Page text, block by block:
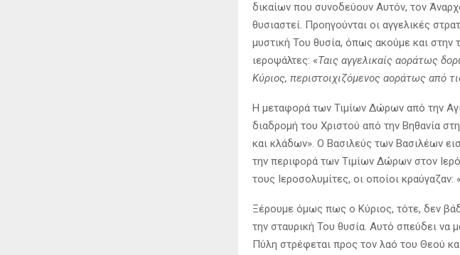
δικαίων που συνοδεύουν Αυτόν, τον
θυσιαστεί. Προηγούνται οι αγγελικές
μυστική Του θυσία, όπως ακούμε και
ιεροψάλτες: «Ταις αγγελικαίς αοράτως
Κύριος, περιστοιχιζόμενος αοράτως από
Η μεταφορά των Τιμίων Δώρων από την
διαδρομή του Χριστού από την Βηθανία
και κλάδων». Ο Βασιλεύς των Βασιλέων
την περιφορά των Τιμίων Δώρων στον
τους Ιεροσολυμίτες, οι οποίοι κραύγαζαν: «
Ξέρουμε όμως πως ο Κύριος, τότε, δεν
την σταυρική Του θυσία. Αυτό σπεύδει να
Πύλη στρέφεται προς τον λαό του Θεού